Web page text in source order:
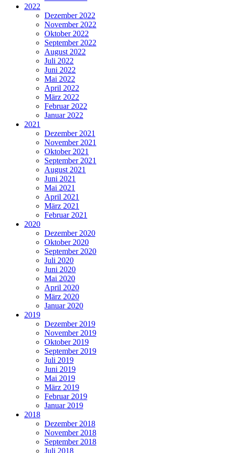
2022
Dezember 2022
November 2022
Oktober 2022
September 2022
August 2022
Juli 2022
Juni 2022
Mai 2022
April 2022
März 2022
Februar 2022
Januar 2022
2021
Dezember 2021
November 2021
Oktober 2021
September 2021
August 2021
Juni 2021
Mai 2021
April 2021
März 2021
Februar 2021
2020
Dezember 2020
Oktober 2020
September 2020
Juli 2020
Juni 2020
Mai 2020
April 2020
März 2020
Januar 2020
2019
Dezember 2019
November 2019
Oktober 2019
September 2019
Juli 2019
Juni 2019
Mai 2019
März 2019
Februar 2019
Januar 2019
2018
Dezember 2018
November 2018
September 2018
Juli 2018